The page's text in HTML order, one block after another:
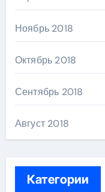
Ноябрь 2018
Октябрь 2018
Сентябрь 2018
Август 2018
Категории